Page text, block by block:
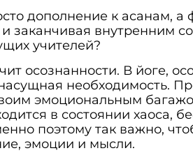
дополнение к асанам, а
заканчивая внутренним
учителей?
осознанности. В йоге,
необходимость.
эмоциональным
в состоянии хаоса,
поэтому так важно,
эмоции и мысли.